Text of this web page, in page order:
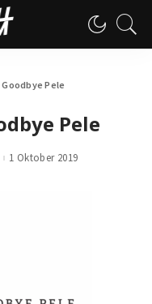
Pele
Pele
1 Oktober 2019